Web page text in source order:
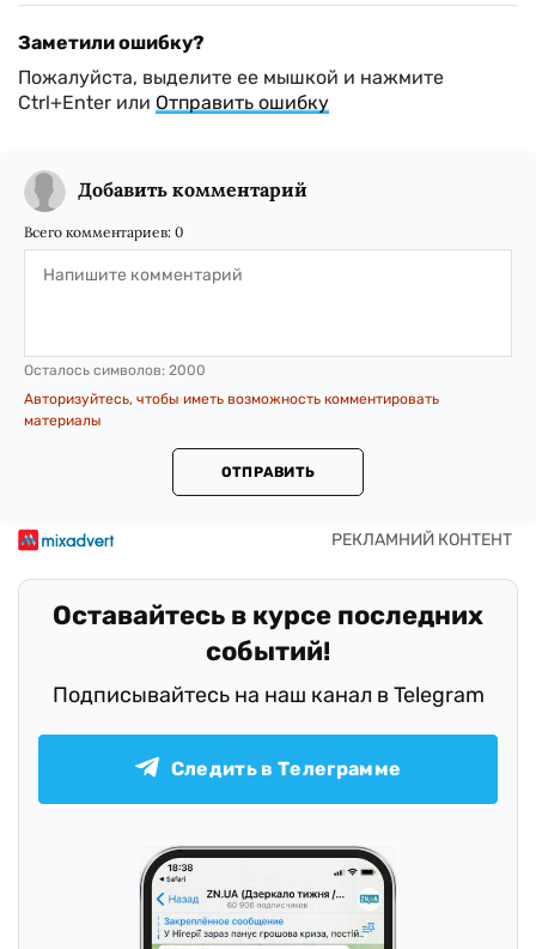
Заметили ошибку?
Пожалуйста, выделите ее мышкой и нажмите
Ctrl+Enter или Отправить ошибку
Добавить комментарий
Всего комментариев: 0
Осталось символов: 2000
Авторизуйтесь, чтобы иметь возможность комментировать
материалы
ОТПРАВИТЬ
Оставайтесь в курсе последних
событий!
Подписывайтесь на наш канал в Telegram
Следить в Телеграмме